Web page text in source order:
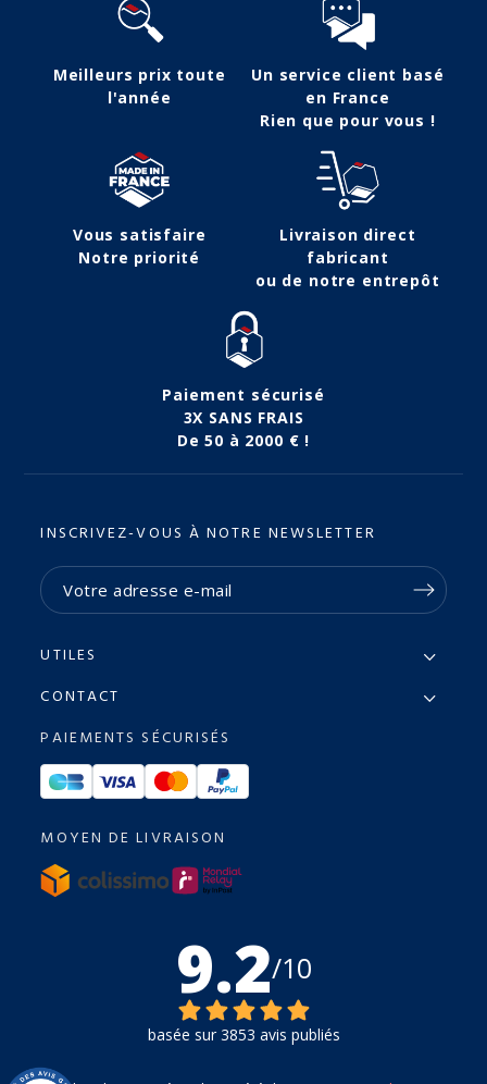
Meilleurs prix toute
l'année
Un service client basé
en France
Rien que pour vous !
Vous satisfaire
Notre priorité
Livraison direct
fabricant
ou de notre entrepôt
Paiement sécurisé
3X SANS FRAIS
De 50 à 2000 € !
INSCRIVEZ-VOUS À NOTRE NEWSLETTER
UTILES
CONTACT
PAIEMENTS SÉCURISÉS
MOYEN DE LIVRAISON
9.2/10
basée sur 3853 avis publiés